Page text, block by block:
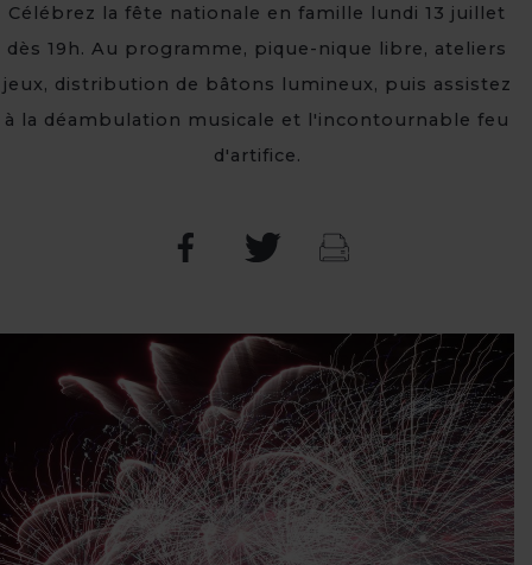
Célébrez la fête nationale en famille lundi 13 juillet
dès 19h. Au programme, pique-nique libre, ateliers
jeux, distribution de bâtons lumineux, puis assistez
à la déambulation musicale et l'incontournable feu
d'artifice.